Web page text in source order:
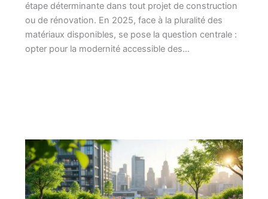
étape déterminante dans tout projet de construction
ou de rénovation. En 2025, face à la pluralité des
matériaux disponibles, se pose la question centrale :
opter pour la modernité accessible des…